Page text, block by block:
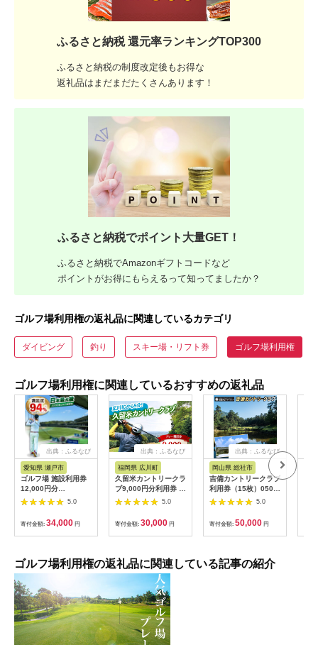
ふるさと納税 還元率ランキングTOP300
ふるさと納税の制度改定後もお得な
返礼品はまだまだたくさんあります！
ふるさと納税でポイント大量GET！
ふるさと納税でAmazonギフトコードなど
ポイントがお得にもらえるって知ってましたか？
ゴルフ場利用権の返礼品に関連しているカテゴリ
ダイビング 釣り スキー場・リフト券 ゴルフ場利用権
ゴルフ場利用権に関連しているおすすめの返礼品
出典：ふるなび
愛知県 瀬戸市
ゴルフ場 施設利用券
12,000円分
[BBEC002]ゴルフ倶
楽部大樹 瀬戸店
5.0
寄付金額: 34,000 円
出典：ふるなび
福岡県 広川町
久留米カントリークラ
ブ9,000円分利用券 /
ゴルフ[AFAD007]
5.0
寄付金額: 30,000 円
出典：ふるなび
岡山県 総社市
吉備カントリークラブ
利用券（15枚）050-
005
5.0
寄付金額: 50,000 円
ゴルフ場利用権の返礼品に関連している記事の紹介